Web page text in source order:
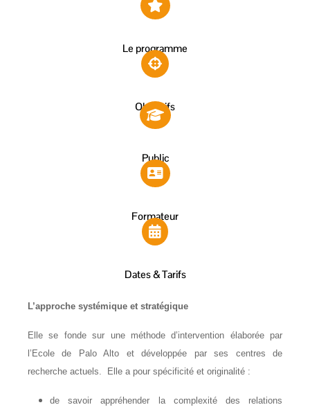
Le programme
Objectifs
Public
Formateur
Dates & Tarifs
L’approche systémique et stratégique
Elle se fonde sur une méthode d’intervention élaborée par
l’Ecole de Palo Alto et développée par ses centres de
recherche actuels. Elle a pour spécificité et originalité :
de savoir appréhender la complexité des relations